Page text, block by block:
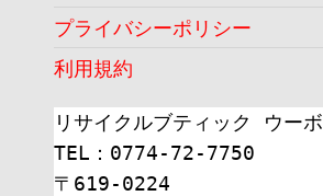
プライバシーポリシー
利用規約
リサイクルブティック ウーボ
TEL：0774-72-7750
〒619-0224